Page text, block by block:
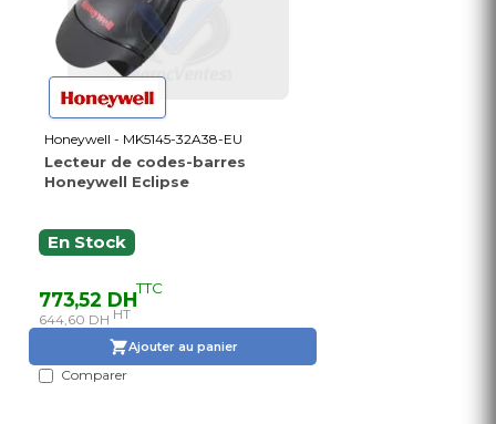
Honeywell - MK5145-32A38-EU
Lecteur de codes-barres
Honeywell Eclipse
En Stock
773,52 DHTTC
644,60 DH HT
Ajouter au panier
Comparer